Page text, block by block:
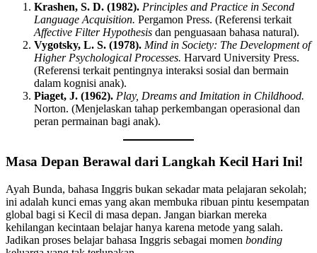
Krashen, S. D. (1982). Principles and Practice in Second
Language Acquisition. Pergamon Press. (Referensi terkait
Affective Filter Hypothesis dan penguasaan bahasa natural).
Vygotsky, L. S. (1978). Mind in Society: The Development of
Higher Psychological Processes. Harvard University Press.
(Referensi terkait pentingnya interaksi sosial dan bermain
dalam kognisi anak).
Piaget, J. (1962). Play, Dreams and Imitation in Childhood.
Norton. (Menjelaskan tahap perkembangan operasional dan
peran permainan bagi anak).
Masa Depan Berawal dari Langkah Kecil Hari Ini!
Ayah Bunda, bahasa Inggris bukan sekadar mata pelajaran sekolah;
ini adalah kunci emas yang akan membuka ribuan pintu kesempatan
global bagi si Kecil di masa depan. Jangan biarkan mereka
kehilangan kecintaan belajar hanya karena metode yang salah.
Jadikan proses belajar bahasa Inggris sebagai momen bonding